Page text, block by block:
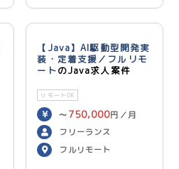
【Java】AI駆動型開発実
装・定着支援／フルリモ
ートのJava求人案件
リモートOK
〜 750,000円／月
フリーランス
フルリモート